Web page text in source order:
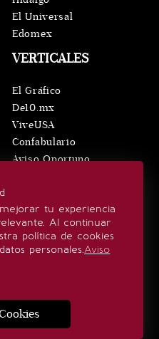
tu experiencia
Al continuar
política de cookies
personales.Aviso
VERTICALES
El Gráfico
De10.mx
ViveUSA
Confabulario
Aviso Oportuno
El Universal
Edomex
SÍGUENOS
somos